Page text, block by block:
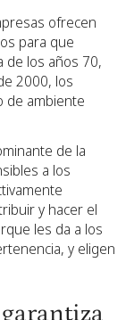
ofrecen
para que
de los años 70,
2000, los
de ambiente
de la
a los
y hacer el
les da a los
y eligen